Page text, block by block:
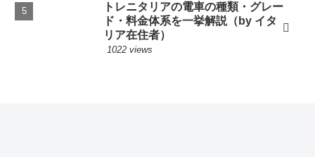
トレニタリアの電車の種類・グレー
ド・料金体系を一挙解説（by イタ
リア在住者）
1022 views